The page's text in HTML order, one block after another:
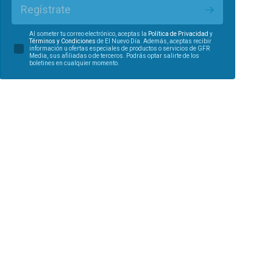
Regístrate
Al someter tu correo electrónico, aceptas la Política de Privacidad y
Términos y Condiciones de El Nuevo Día. Además, aceptas recibir
información u ofertas especiales de productos o servicios de GFR
Media, sus afiliadas o de terceros. Podrás optar salirte de los
boletines en cualquier momento.